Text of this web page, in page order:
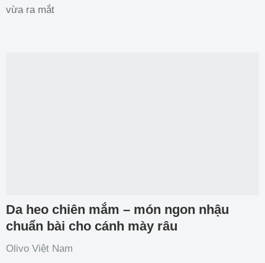
vừa ra mắt
Da heo chiên mắm – món ngon nhậu
chuẩn bài cho cánh mày râu
Olivo Việt Nam